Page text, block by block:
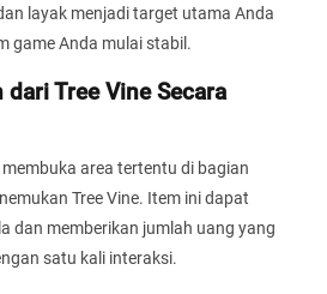
layak menjadi target utama Anda
game Anda mulai stabil.
Tree Vine Secara
area tertentu di bagian
Tree Vine. Item ini dapat
dan memberikan jumlah uang yang
satu kali interaksi.